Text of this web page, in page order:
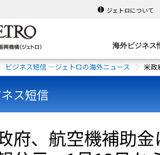
ジェトロについて
海外ビジネス
ビジネス短信 ―ジェトロの海外ニュース 米政
ス短信
府、航空機補助